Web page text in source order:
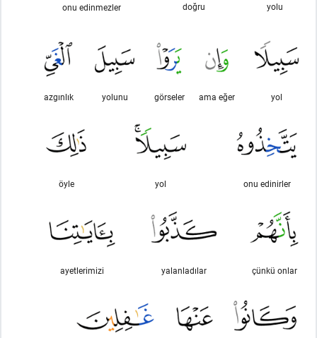
yolu
doğru
onu edinmezler
yol
ama eğer
görseler
yolunu
azgınlık
onu edinirler
yol
öyle
çünkü onlar
yalanladılar
ayetlerimizi